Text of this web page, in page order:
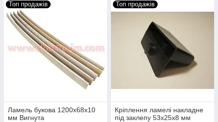
Топ продажів
Ламель букова 1200х68х10
мм Вигнута
Топ продажів
Кріплення ламелі накладне
під заклепу 53х25х8 мм